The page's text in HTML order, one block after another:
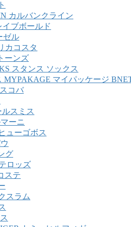
カルバンクライン
イブボールド
ゼル
カコスタ
ーンズ
スタンス ソックス
MYPAKAGE マイパッケージ
コバ
ルスミス
ーニ
ューゴボス
グ
ロッズ
ステ
スラム